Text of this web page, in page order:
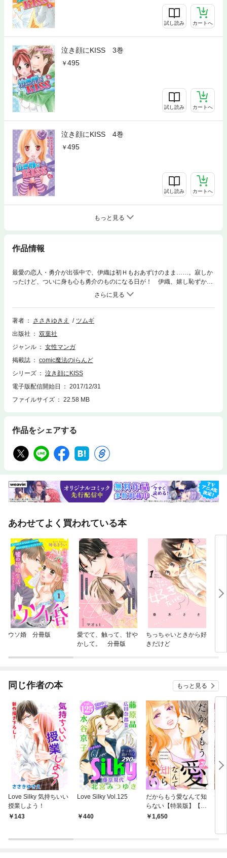
試し読み カートへ
泣き顔にKISS 3巻
495
試し読み カートへ
泣き顔にKISS 4巻
495
試し読み カートへ
もっと見る
作品情報
最愛の恋人・勇介が出張中で、伊織は初Ｈもおあずけのまま……。寂しか
ったけど、ついに身も心も勇介のものになる日が！ 伊織、嬉し恥ずかし
お泊りデートに、恋の絶頂感じてます!!
著者 ささきゆきえ
ツムギ
出版社
双葉社
ジャンル
女性マンガ
掲載誌
comic魔法のiらんど
シリーズ
泣き顔にKISS
電子版配信開始日
2017/12/31
ファイルサイズ
22.58 MB
作品をシェアする
あわせてよく買われている本
ウソ婚 分冊版
愛でて、触って、甘や
かして。 分冊版
ちっちゃいときから好
きだけど
同じ作者の本 もっと見る
Love Silky 気持ちいい
授業しよう！
143
Love Silky Vol.125
440
だからもう愛なんて知
らない【特装版】【特
典ペーパー付】（１）
1,650
だ